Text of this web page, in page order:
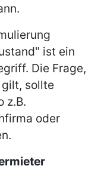
ist ein
Die Frage,
sollte
z.B.
oder